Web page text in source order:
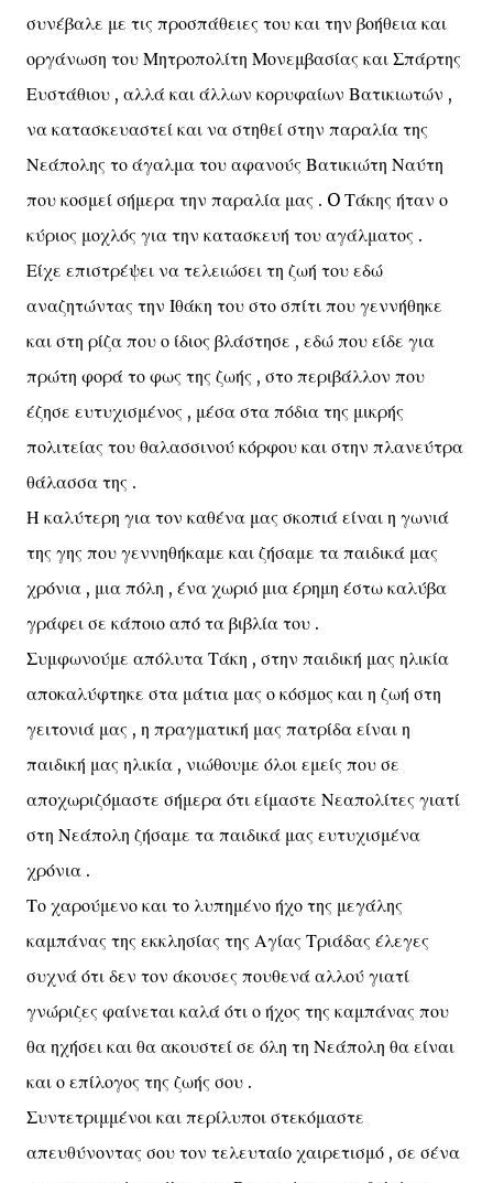
συνέβαλε με τις προσπάθειες του και την βοήθεια και
οργάνωση του Μητροπολίτη Μονεμβασίας και Σπάρτης
Ευστάθιου , αλλά και άλλων κορυφαίων Βατικιωτών ,
να κατασκευαστεί και να στηθεί στην παραλία της
Νεάπολης το άγαλμα του αφανούς Βατικιώτη Ναύτη
που κοσμεί σήμερα την παραλία μας . O Τάκης ήταν ο
κύριος μοχλός για την κατασκευή του αγάλματος .
Είχε επιστρέψει να τελειώσει τη ζωή του εδώ
αναζητώντας την Ιθάκη του στο σπίτι που γεννήθηκε
και στη ρίζα που ο ίδιος βλάστησε , εδώ που είδε για
πρώτη φορά το φως της ζωής , στο περιβάλλον που
έζησε ευτυχισμένος , μέσα στα πόδια της μικρής
πολιτείας του θαλασσινού κόρφου και στην πλανεύτρα
θάλασσα της .
Η καλύτερη για τον καθένα μας σκοπιά είναι η γωνιά
της γης που γεννηθήκαμε και ζήσαμε τα παιδικά μας
χρόνια , μια πόλη , ένα χωριό μια έρημη έστω καλύβα
γράφει σε κάποιο από τα βιβλία του .
Συμφωνούμε απόλυτα Τάκη , στην παιδική μας ηλικία
αποκαλύφτηκε στα μάτια μας ο κόσμος και η ζωή στη
γειτονιά μας , η πραγματική μας πατρίδα είναι η
παιδική μας ηλικία , νιώθουμε όλοι εμείς που σε
αποχωριζόμαστε σήμερα ότι είμαστε Νεαπολίτες γιατί
στη Νεάπολη ζήσαμε τα παιδικά μας ευτυχισμένα
χρόνια .
Το χαρούμενο και το λυπημένο ήχο της μεγάλης
καμπάνας της εκκλησίας της Αγίας Τριάδας έλεγες
συχνά ότι δεν τον άκουσες πουθενά αλλού γιατί
γνώριζες φαίνεται καλά ότι ο ήχος της καμπάνας που
θα ηχήσει και θα ακουστεί σε όλη τη Νεάπολη θα είναι
και ο επίλογος της ζωής σου .
Συντετριμμένοι και περίλυποι στεκόμαστε
απευθύνοντας σου τον τελευταίο χαιρετισμό , σε σένα